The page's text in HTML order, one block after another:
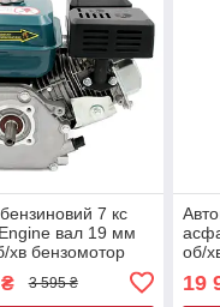
7 кс
вал 19 мм
хв бензомотор
двигун
ручний старт
3 595 ₴
об/
по
19